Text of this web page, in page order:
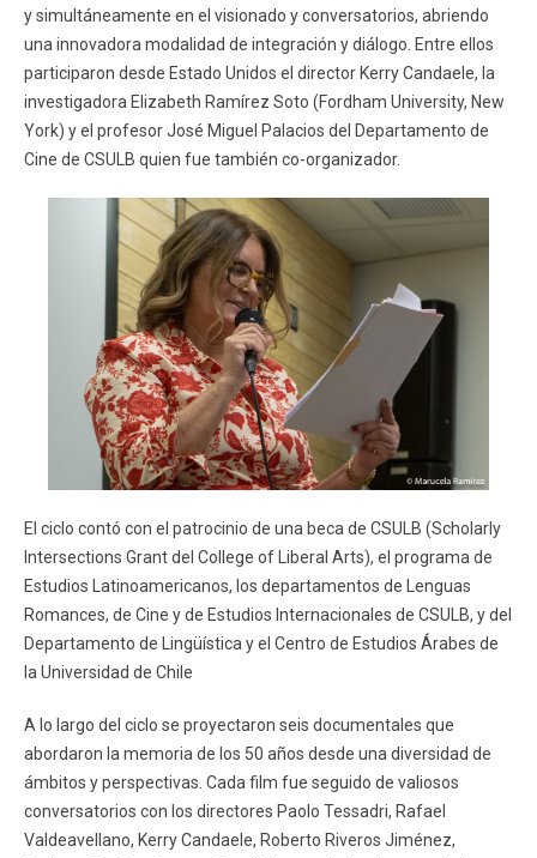
y simultáneamente en el visionado y conversatorios, abriendo
una innovadora modalidad de integración y diálogo. Entre ellos
participaron desde Estado Unidos el director Kerry Candaele, la
investigadora Elizabeth Ramírez Soto (Fordham University, New
York) y el profesor José Miguel Palacios del Departamento de
Cine de CSULB quien fue también co-organizador.
El ciclo contó con el patrocinio de una beca de CSULB (Scholarly
Intersections Grant del College of Liberal Arts), el programa de
Estudios Latinoamericanos, los departamentos de Lenguas
Romances, de Cine y de Estudios Internacionales de CSULB, y del
Departamento de Lingüística y el Centro de Estudios Árabes de
la Universidad de Chile
A lo largo del ciclo se proyectaron seis documentales que
abordaron la memoria de los 50 años desde una diversidad de
ámbitos y perspectivas. Cada film fue seguido de valiosos
conversatorios con los directores Paolo Tessadri, Rafael
Valdeavellano, Kerry Candaele, Roberto Riveros Jiménez,